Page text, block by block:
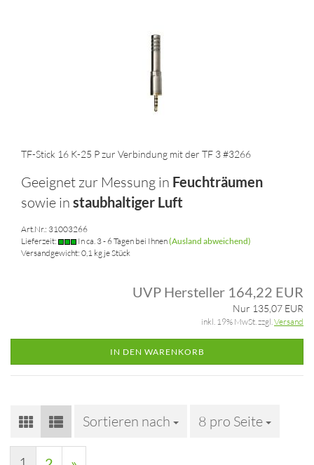
TF-Stick 16 K-25 P zur Verbindung mit der TF 3 #3266
Geeignet zur Messung in Feuchträumen
sowie in staubhaltiger Luft
Art.Nr.: 31003266
Lieferzeit:
In ca. 3 - 6 Tagen bei Ihnen(Ausland abweichend)
Versandgewicht: 0,1 kg je Stück
UVP Hersteller 164,22 EUR
Nur 135,07 EUR
inkl. 19% MwSt. zzgl.Versand
IN DEN WARENKORB
Sortieren nach
Sortieren nach 8 pro Seite
pro Seite